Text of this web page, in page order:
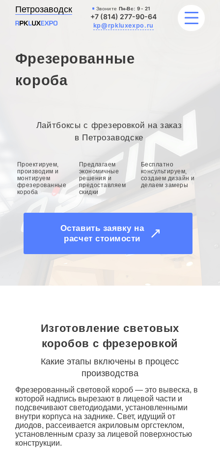
Петрозаводск Звоните Пн-Вс: 9 - 21
+7 (814) 277-90-64
kp@rpkluxexpo.ru
УСЛУГИ
АКЦИИ
О КОМПАНИИ
Фрезерованные
короба
Лайтбоксы с фрезеровкой на заказ
в Петрозаводске
Проектируем,
производим и
монтируем
фрезерованные
короба
Предлагаем
экономичные
решения и
предоставляем
скидки
Бесплатно
консультируем,
создаем дизайн и
делаем замеры
Оставить заявку на
расчет стоимости
Изготовление световых
коробов с фрезеровкой
Какие этапы включены в процесс
производства
Фрезерованный световой короб— это вывеска, в
которой надпись вырезают в лицевой части и
подсвечивают светодиодами, установленными
внутри корпуса на заднике. Свет, идущий от
диодов, рассеивается акриловым оргстеклом,
установленным сразу за лицевой поверхностью
конструкции.